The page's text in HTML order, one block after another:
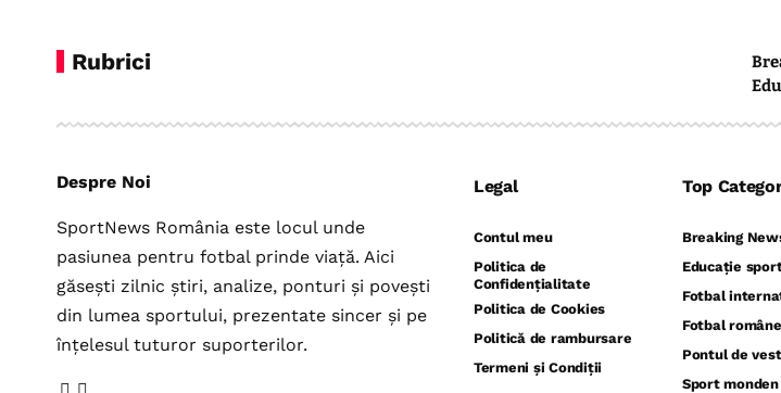
Rubrici
Despre Noi
SportNews România este locul unde
pasiunea pentru fotbal prinde viață. Aici
găsești zilnic știri, analize, ponturi și povești
din lumea sportului, prezentate sincer și pe
înțelesul tuturor suporterilor.
Legal
Contul meu
Politica de
Confidențialitate
Politica de Cookies
Politică de rambursare
Termeni și Condiții
Top
Breaking
Educație
Fotbal
Fotbal
Pontul de
Sport monden